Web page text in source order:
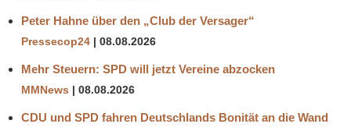
Peter Hahne über den „Club der Versager“
Pressecop24 08.08.2026
Mehr Steuern: SPD will jetzt Vereine abzocken
MMNews 08.08.2026
CDU und SPD fahren Deutschlands Bonität an die Wand